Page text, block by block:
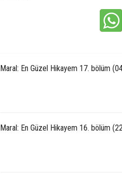
Maral: En Güzel Hikayem 17. bölüm
Maral: En Güzel Hikayem 16. bölüm